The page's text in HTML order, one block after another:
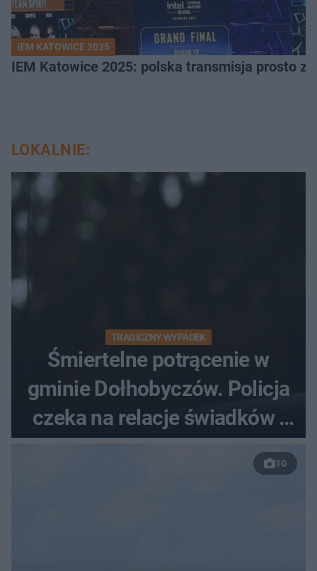
IEM KATOWICE 2025
IEM Katowice 2025: polska transmisja prosto
LOKALNIE:
TRAGICZNY WYPADEK
Śmiertelne potrącenie w
gminie Dołhobyczów. Policja
czeka na relacje świadków i
nagrania z kamer
10